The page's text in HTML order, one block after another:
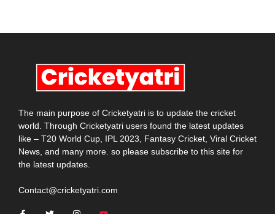
The main purpose of Cricketyatri is to update the cricket
world. Through Cricketyatri users found the latest updates
like – T20 World Cup, IPL 2023, Fantasy Cricket, Viral Cricket
News, and many more. so please subscribe to this site for
the latest updates.
Contact@cricketyatri.com